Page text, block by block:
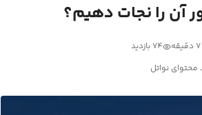
آن را نجات دهیم؟
74 بازدید